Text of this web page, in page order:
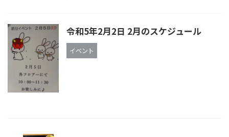
令和5年2月2日 2月のスケジュール
イベント